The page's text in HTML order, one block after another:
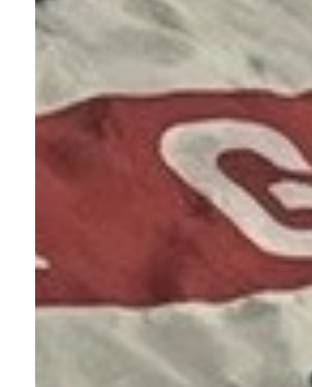
Gift Card Online Store
Fortissimo batte il mio cuor